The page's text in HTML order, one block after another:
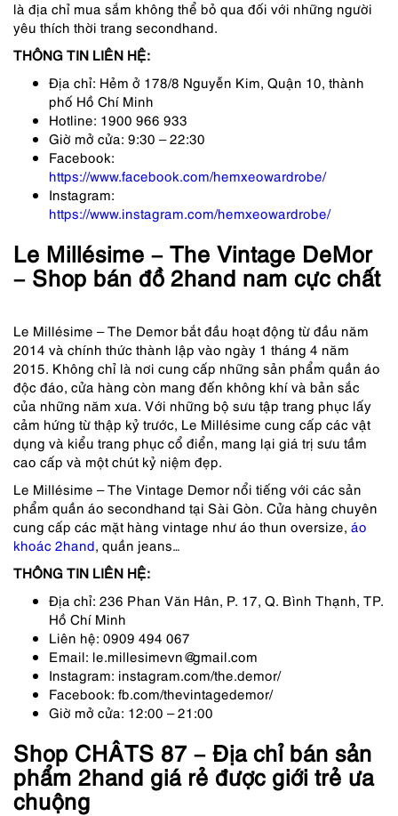
là địa chỉ mua sắm không thể bỏ qua đối với những người
yêu thích thời trang secondhand.
THÔNG TIN LIÊN HỆ:
Địa chỉ: Hẻm ở 178/8 Nguyễn Kim, Quận 10, thành
phố Hồ Chí Minh
Hotline: 1900 966 933
Giờ mở cửa: 9:30 – 22:30
Facebook:
https://www.facebook.com/hemxeowardrobe/
Instagram:
https://www.instagram.com/hemxeowardrobe/
Le Millésime – The Vintage DeMor
– Shop bán đồ 2hand nam cực chất
Le Millésime – The Demor bắt đầu hoạt động từ đầu năm
2014 và chính thức thành lập vào ngày 1 tháng 4 năm
2015. Không chỉ là nơi cung cấp những sản phẩm quần áo
độc đáo, cửa hàng còn mang đến không khí và bản sắc
của những năm xưa. Với những bộ sưu tập trang phục lấy
cảm hứng từ thập kỷ trước, Le Millésime cung cấp các vật
dụng và kiểu trang phục cổ điển, mang lại giá trị sưu tầm
cao cấp và một chút kỷ niệm đẹp.
Le Millésime – The Vintage Demor nổi tiếng với các sản
phẩm quần áo secondhand tại Sài Gòn. Cửa hàng chuyên
cung cấp các mặt hàng vintage như áo thun oversize, áo
khoác 2hand , quần jeans…
THÔNG TIN LIÊN HỆ:
Địa chỉ: 236 Phan Văn Hân, P. 17, Q. Bình Thạnh, TP.
Hồ Chí Minh
Liên hệ: 0909 494 067
Email: le.millesimevn@gmail.com
Instagram: instagram.com/the.demor/
Facebook: fb.com/thevintagedemor/
Giờ mở cửa: 12:00 – 21:00
Shop CHÂTS 87 – Địa chỉ bán sản
phẩm 2hand giá rẻ được giới trẻ ưa
chuộng